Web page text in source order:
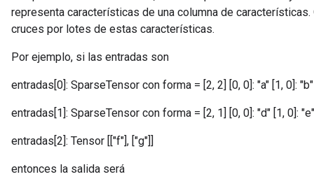
representa características de una columna de
cruces por lotes de estas características.
Por ejemplo, si las entradas son
entradas[0]: SparseTensor con forma = [2, 2] [0, 0]: "a" [1, 0]:
entradas[1]: SparseTensor con forma = [2, 1] [0, 0]: "d" [1, 0]: "e"
entradas[2]: Tensor [["f"], ["g"]]
entonces la salida será